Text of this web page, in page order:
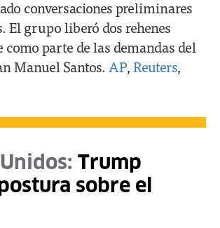
conversaciones preliminares
El grupo liberó dos rehenes
como parte de las demandas del
Manuel Santos. AP, Reuters,
Trump
sobre el